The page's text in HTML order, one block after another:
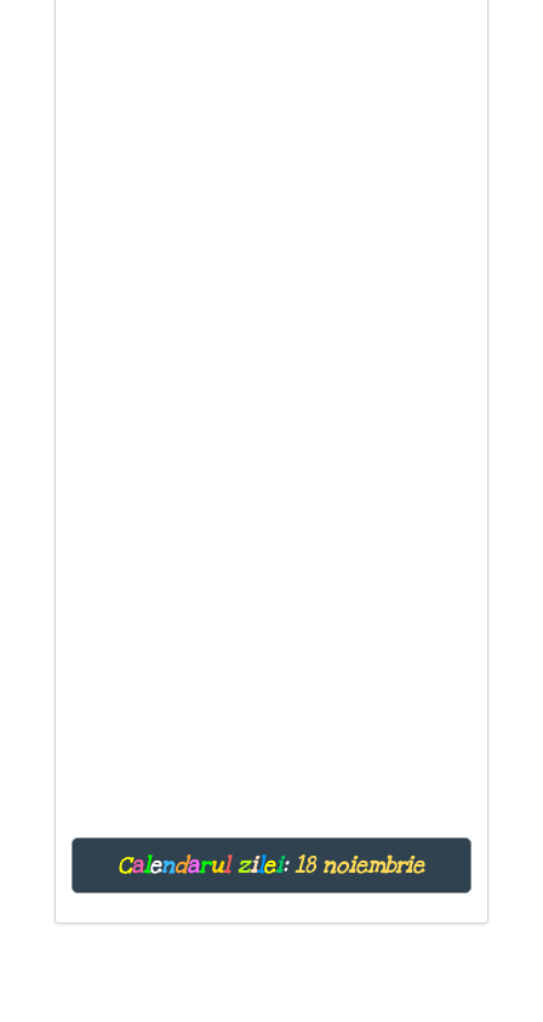
Calendarul zilei: 18 noiembrie